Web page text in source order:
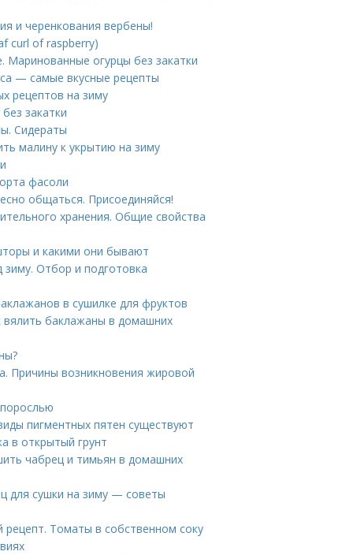
и черенкования вербены!
curl of raspberry)
Маринованные огурцы без закатки
— самые вкусные рецепты
рецептов на зиму
закатки
Сидераты
малину к укрытию на зиму
фасоли
общаться. Присоединяйся!
хранения. Общие свойства
и какими они бывают
зиму. Отбор и подготовка
в сушилке для фруктов
вялить баклажаны в домашних
Причины возникновения жировой
пигментных пятен существуют
в открытый грунт
чабрец и тимьян в домашних
для сушки на зиму — советы
Томаты в собственном соку